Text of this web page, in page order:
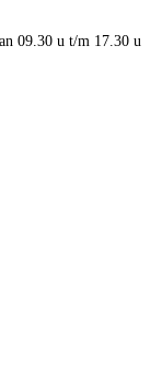
09.30 u t/m 17.30 u